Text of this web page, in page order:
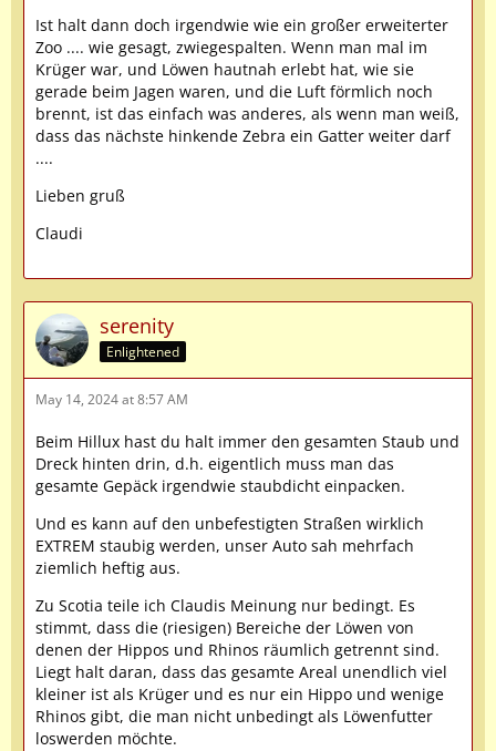
Ist halt dann doch irgendwie wie ein großer erweiterter
Zoo .... wie gesagt, zwiegespalten. Wenn man mal im
Krüger war, und Löwen hautnah erlebt hat, wie sie
gerade beim Jagen waren, und die Luft förmlich noch
brennt, ist das einfach was anderes, als wenn man weiß,
dass das nächste hinkende Zebra ein Gatter weiter darf
....
Lieben gruß
Claudi
serenity
Enlightened
May 14, 2024 at 8:57 AM
Beim Hillux hast du halt immer den gesamten Staub und
Dreck hinten drin, d.h. eigentlich muss man das
gesamte Gepäck irgendwie staubdicht einpacken.
Und es kann auf den unbefestigten Straßen wirklich
EXTREM staubig werden, unser Auto sah mehrfach
ziemlich heftig aus.
Zu Scotia teile ich Claudis Meinung nur bedingt. Es
stimmt, dass die (riesigen) Bereiche der Löwen von
denen der Hippos und Rhinos räumlich getrennt sind.
Liegt halt daran, dass das gesamte Areal unendlich viel
kleiner ist als Krüger und es nur ein Hippo und wenige
Rhinos gibt, die man nicht unbedingt als Löwenfutter
loswerden möchte.